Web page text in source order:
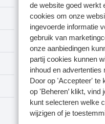
de website goed werkt
cookies om onze
ingevoerde informatie
gebruik van
onze aanbiedingen
partij cookies kunnen
inhoud en
Door op 'Accepteer' te
op 'Beheren’ klikt,
kunt selecteren welke
wijzigen of je